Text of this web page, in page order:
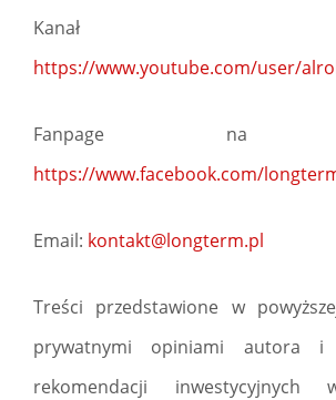
Kanał
https://www.youtube.com/user/
Fanpage na
https://www.facebook.com/
Email: kontakt@longterm.pl
Treści przedstawione w
prywatnymi opiniami autora i
rekomendacji inwestycyjnych